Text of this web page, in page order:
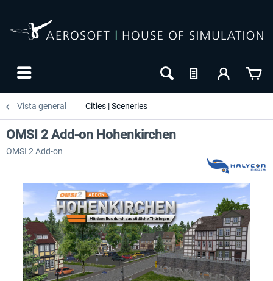
Vista general Cities | Sceneries
OMSI 2 Add-on Hohenkirchen
OMSI 2 Add-on